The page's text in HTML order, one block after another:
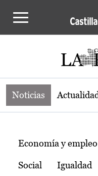
Noticias de la
Noticias
Temas
Economía y empleo
Social Igualdad